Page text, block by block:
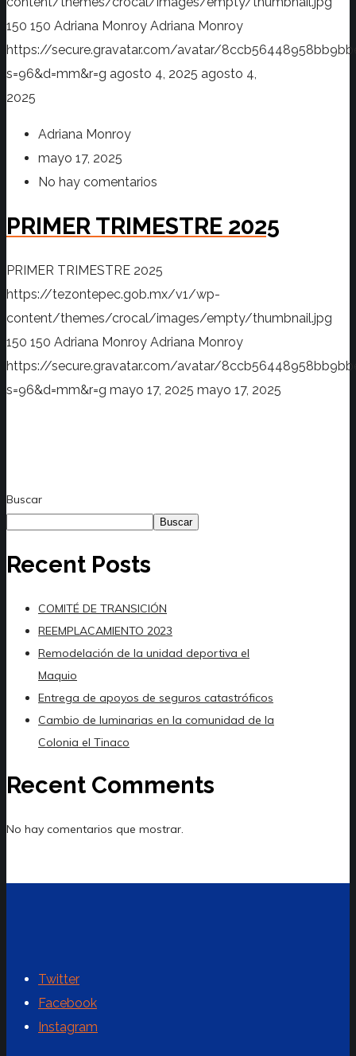
150 150 Adriana Monroy Adriana Monroy
https://secure.gravatar.com/avatar/
s=96&d=mm&r=g agosto 4, 2025 agosto 4,
2025
Adriana Monroy
mayo 17, 2025
No hay comentarios
PRIMER TRIMESTRE 2025
PRIMER TRIMESTRE 2025
https://tezontepec.gob.mx/v1/wp-
content/themes/crocal/images/empty/thumbnail.jpg
150 150 Adriana Monroy Adriana Monroy
https://secure.gravatar.com/avatar/
s=96&d=mm&r=g mayo 17, 2025 mayo 17, 2025
Buscar
Buscar
Recent Posts
COMITÉ DE TRANSICIÓN
REEMPLACAMIENTO 2023
Remodelación de la unidad deportiva el
Maquio
Entrega de apoyos de seguros catastróficos
Cambio de luminarias en la comunidad de la
Colonia el Tinaco
Recent Comments
No hay comentarios que mostrar.
Twitter
Facebook
Instagram